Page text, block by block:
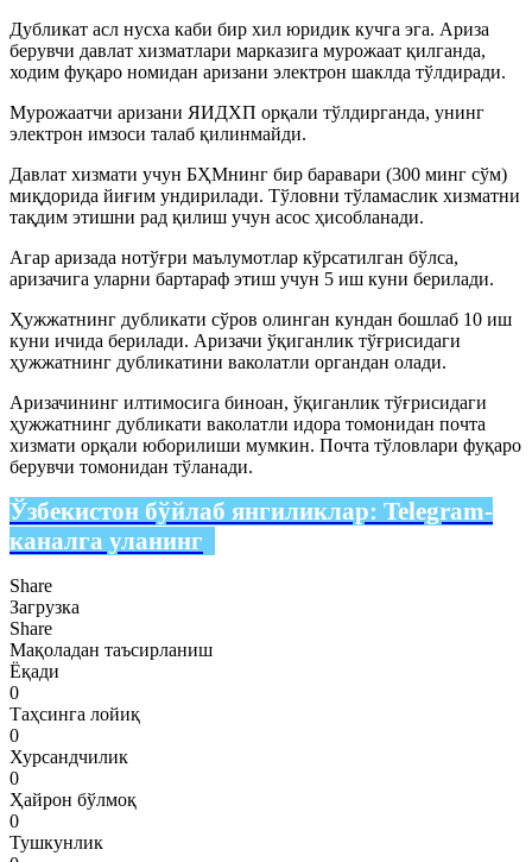
Дубликат асл нусха каби бир хил юридик кучга эга. Ариза
берувчи давлат хизматлари марказига мурожаат қилганда,
ходим фуқаро номидан аризани электрон шаклда тўлдиради.
Мурожаатчи аризани ЯИДХП орқали тўлдирганда, унинг
электрон имзоси талаб қилинмайди.
Давлат хизмати учун БҲМнинг бир баравари (300 минг сўм)
миқдорида йиғим ундирилади. Тўловни тўламаслик хизматни
тақдим этишни рад қилиш учун асос ҳисобланади.
Агар аризада нотўғри маълумотлар кўрсатилган бўлса,
аризачига уларни бартараф этиш учун 5 иш куни берилади.
Ҳужжатнинг дубликати сўров олинган кундан бошлаб 10 иш
куни ичида берилади. Аризачи ўқиганлик тўғрисидаги
ҳужжатнинг дубликатини ваколатли органдан олади.
Аризачининг илтимосига биноан, ўқиганлик тўғрисидаги
ҳужжатнинг дубликати ваколатли идора томонидан почта
хизмати орқали юборилиши мумкин. Почта тўловлари фуқаро
берувчи томонидан тўланади.
Ўзбекистон бўйлаб янгиликлар: Telegram-
каналга уланинг
Share
Загрузка
Share
Мақоладан таъсирланиш
Ёқади
0
Таҳсинга лойиқ
0
Хурсандчилик
0
Ҳайрон бўлмоқ
0
Тушкунлик